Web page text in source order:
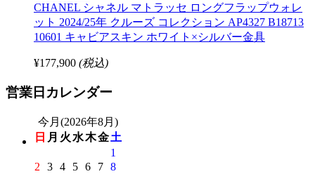
CHANEL シャネル マトラッセ ロングフラップウォレ
ット 2024/25年 クルーズ コレクション AP4327 B18713
10601 キャビアスキン ホワイト×シルバー金具
¥177,900 (税込)
営業日カレンダー
今月(2026年8月)
日 月 火 水木金土
1
2
3 4 5 6 7 8